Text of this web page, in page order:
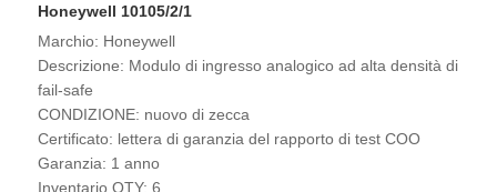
Honeywell 10105/2/1
Marchio: Honeywell
Descrizione: Modulo di ingresso analogico ad alta densità di
fail-safe
CONDIZIONE: nuovo di zecca
Certificato: lettera di garanzia del rapporto di test COO
Garanzia: 1 anno
Inventario QTY: 6